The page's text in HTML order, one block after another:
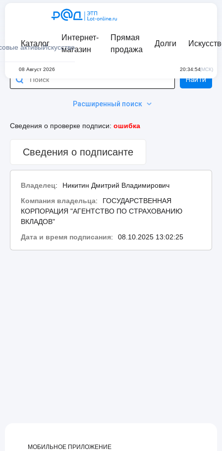
активыИскусство
Каталог
Интернет-
магазин
Прямая
продажа
Долги
08 Август 2026 20:34:54(МСК)
Расширенный поиск
Найти
Сведения о проверке подписи: ошибка
Сведения о подписанте
Владелец:
Никитин Дмитрий Владимирович
Компания владельца:
ГОСУДАРСТВЕННАЯ
КОРПОРАЦИЯ "АГЕНТСТВО ПО СТРАХОВАНИЮ
ВКЛАДОВ"
Дата и время подписания: 08.10.2025 13:02:25
МОБИЛЬНОЕ ПРИЛОЖЕНИЕ